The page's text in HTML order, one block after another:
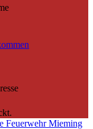
Feuerwehr Mieming